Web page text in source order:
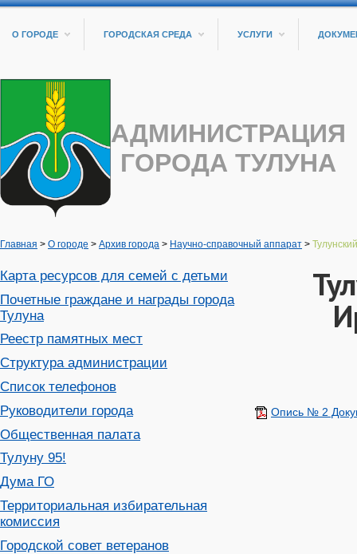
О ГОРОДЕ ГОРОДСКАЯ СРЕДА УСЛУГИ
АДМИНИСТРАЦИЯ
ГОРОДА ТУЛУНА
Главная > О городе > Архив города > Научно-справочный аппарат >
Карта ресурсов для семей с детьми
Почетные граждане и награды города
Тулуна
Реестр памятных мест
Структура администрации
Список телефонов
Руководители города
Общественная палата
Тулуну 95!
Дума ГО
Территориальная избирательная
комиссия
Городской совет ветеранов
Опись № 2